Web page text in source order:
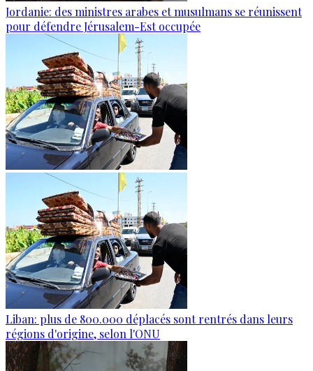
Jordanie: des ministres arabes et musulmans se réunissent
pour défendre Jérusalem-Est occupée
Liban: plus de 800.000 déplacés sont rentrés dans leurs
régions d'origine, selon l'ONU